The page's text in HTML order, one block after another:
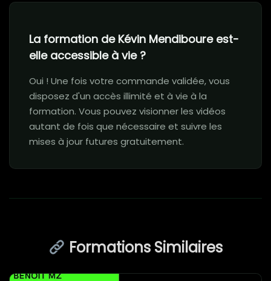
La formation de Kévin Mendiboure est-
elle accessible à vie ?
Oui ! Une fois votre commande validée, vous
disposez d'un accès illimité et à vie à la
formation. Vous pouvez visionner les vidéos
autant de fois que nécessaire et suivre les
mises à jour futures gratuitement.
Formations Similaires